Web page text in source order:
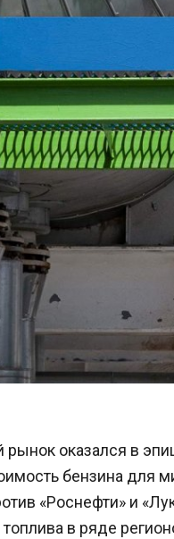
оказался в
бензина для
«Роснефти» и
в ряде